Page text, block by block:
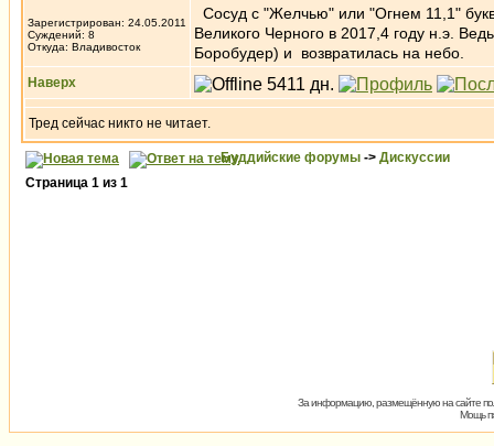
Зарегистрирован: 24.05.2011
Суждений: 8
Откуда: Владивосток
Сосуд с "Желчью" или "Огнем 11,1"
Великого Черного в 2017,4 году н.э.
Боробудер) и возвратилась на небо.
Наверх
Тред сейчас никто не читает.
Буддийские форумы -> Дискуссии
Страница 1 из 1
За информацию, размещённую на сайте
Мощь